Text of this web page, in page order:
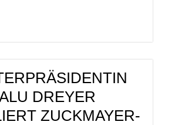
DREYER
ZUCKMAYER-